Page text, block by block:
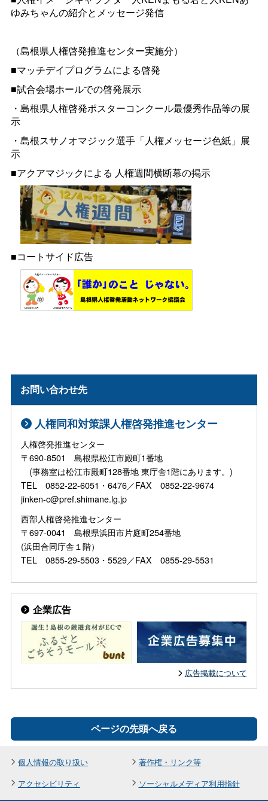
ゆみちゃんの紹介とメッセージ発信
（島根県人権啓発推進センター実施分）
■マッチデイプログラムによる啓発
■試合会場ホールでの啓発展示
・島根県人権啓発ポスターコンクール最優秀作品等の展
示
・島根スサノオマジック選手「人権メッセージ色紙」展
示
■アクアマジックによる 人権週間横断幕の掲示
■コートサイド広告
お問い合わせ先
人権同和対策課人権啓発推進センター
人権啓発推進センター
〒690-8501 島根県松江市殿町1番地
(事務室は松江市殿町128番地 東庁舎1階にあります。)
TEL 0852-22-6051・6476／FAX 0852-22-9674
jinken-c@pref.shimane.lg.jp
西部人権啓発推進センター
〒697-0041 島根県浜田市片庭町254番地
(浜田合同庁舎１階）
TEL 0855-29-5503・5529／FAX 0855-29-5531
企業広告
広告掲載について
ページの先頭へ戻る
個人情報の取り扱い
著作権・リンク等
アクセシビリティ
ソーシャルメディア利用指針